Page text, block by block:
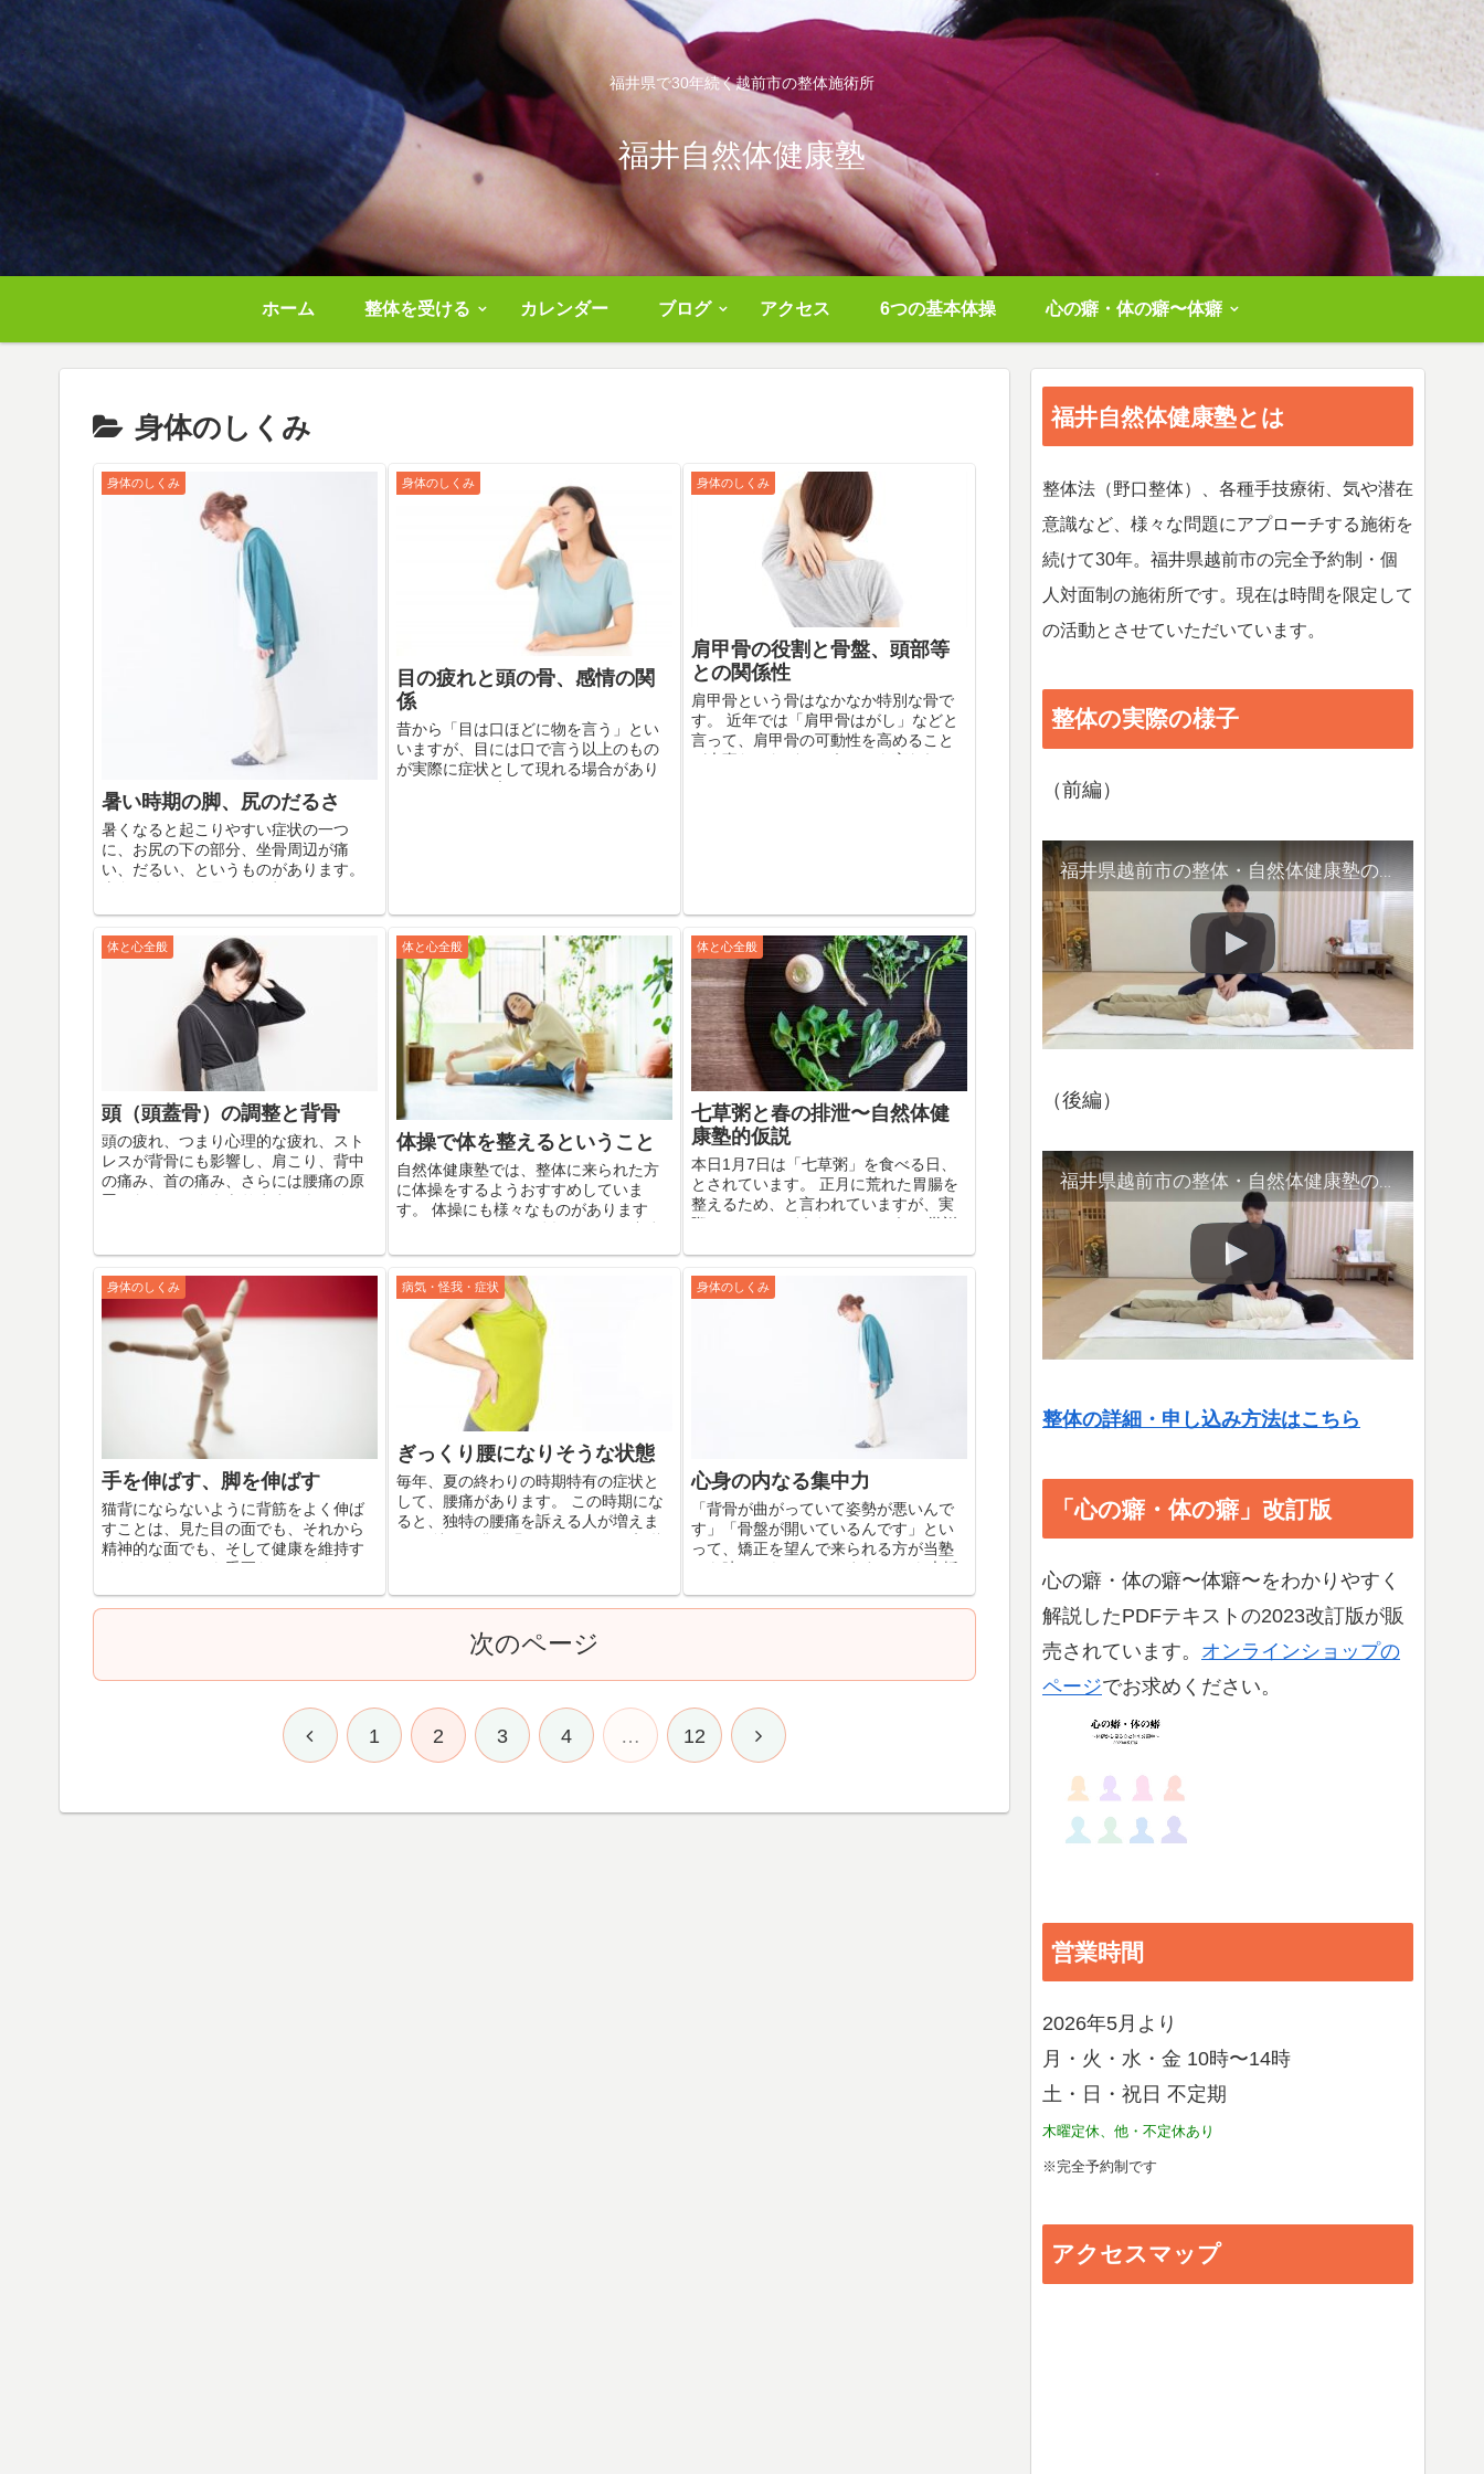
福井県で30年続く越前市の整体施術所
福井自然体健康塾
ホーム 整体を受ける カレンダー ブログ アクセス 6つの基本体操 心の癖・体の癖〜体癖
身体のしくみ
身体のしくみ
暑い時期の脚、尻のだるさ
暑くなると起こりやすい症状の一つ
に、お尻の下の部分、坐骨周辺が痛
い、だるい、というものがあります。
たために起こる症状です...
身体のしくみ
目の疲れと頭の骨、感情の関
係
昔から「目は口ほどに物を言う」とい
いますが、目には口で言う以上のもの
が実際に症状として現れる場合があり
身体のしくみ
肩甲骨の役割と骨盤、頭部等
との関係性
肩甲骨という骨はなかなか特別な骨で
す。 近年では「肩甲骨はがし」などと
言って、肩甲骨の可動性を高めること
が大事だ、などということも言われて
体と心全般
頭（頭蓋骨）の調整と背骨
頭の疲れ、つまり心理的な疲れ、スト
レスが背骨にも影響し、肩こり、背中
の痛み、首の痛み、さらには腰痛の原
因になることさえあります。もちろん
で体は大きく変化します。
体と心全般
体操で体を整えるということ
自然体健康塾では、整体に来られた方
に体操をするようおすすめしていま
す。 体操にも様々なものがあります
り、そこを動かすようにするため...
体と心全般
七草粥と春の排泄〜自然体健
康塾的仮説
本日1月7日は「七草粥」を食べる日、
とされています。 正月に荒れた胃腸を
整えるため、と言われていますが、実
際のところはどうなんでしょう？ 学説
身体のしくみ
手を伸ばす、脚を伸ばす
猫背にならないように背筋をよく伸ば
すことは、見た目の面でも、それから
精神的な面でも、そして健康を維持す
るためにもとても重要なことです。 と
いる手足の伸びの重要性を訴えている
病気・怪我・症状
ぎっくり腰になりそうな状態
毎年、夏の終わりの時期特有の症状と
して、腰痛があります。 この時期にな
ると、独特の腰痛を訴える人が増えま
もう少し早い時期か...
身体のしくみ
心身の内なる集中力
「背骨が曲がっていて姿勢が悪いんで
す」「骨盤が開いているんです」とい
って、矯正を望んで来られる方が当塾
にも時々いらっしゃいます。 でも大抵
から始めることになります。 もし仮
次のページ
1 2 3 4 … 12
福井自然体健康塾とは
整体法（野口整体）、各種手技療術、気や潜在
意識など、様々な問題にアプローチする施術を
続けて30年。福井県越前市の完全予約制・個
人対面制の施術所です。現在は時間を限定して
の活動とさせていただいています。
整体の実際の様子
（前編）
福井県越前市の整体・自然体健康塾の整体の様子（1）背骨の観察／骨盤他
（後編）
福井県越前市の整体・自然体健康塾の整体の様子（2）腹部や首など
整体の詳細・申し込み方法はこちら
「心の癖・体の癖」改訂版
心の癖・体の癖〜体癖〜をわかりやすく
解説したPDFテキストの2023改訂版が販
売されています。 オンラインショップの
ページでお求めください。
営業時間
2026年5月より
月・火・水・金 10時〜14時
土・日・祝日 不定期
木曜定休、他・不定休あり
※完全予約制です
アクセスマップ